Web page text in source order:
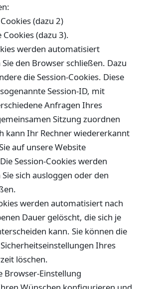
(dazu 2)
Cookies (dazu 3).
werden automatisiert
den Browser schließen. Dazu
die Session-Cookies. Diese
Session-ID, mit
Anfragen Ihres
Sitzung zuordnen
kann Ihr Rechner wiedererkannt
auf unsere Website
Session-Cookies werden
sich ausloggen oder den
werden automatisiert nach
Dauer gelöscht, die sich je
kann. Sie können die
Ihres
löschen.
Browser-Einstellung